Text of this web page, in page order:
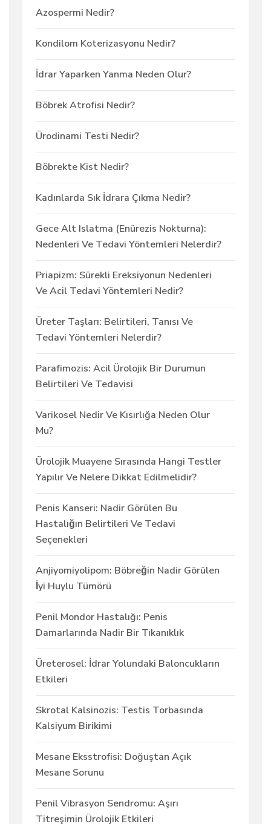
Azospermi Nedir?
Kondilom Koterizasyonu Nedir?
İdrar Yaparken Yanma Neden Olur?
Böbrek Atrofisi Nedir?
Ürodinami Testi Nedir?
Böbrekte Kist Nedir?
Kadınlarda Sık İdrara Çıkma Nedir?
Gece Alt Islatma (Enürezis Nokturna):
Nedenleri Ve Tedavi Yöntemleri Nelerdir?
Priapizm: Sürekli Ereksiyonun Nedenleri
Ve Acil Tedavi Yöntemleri Nedir?
Üreter Taşları: Belirtileri, Tanısı Ve
Tedavi Yöntemleri Nelerdir?
Parafimozis: Acil Ürolojik Bir Durumun
Belirtileri Ve Tedavisi
Varikosel Nedir Ve Kısırlığa Neden Olur
Mu?
Ürolojik Muayene Sırasında Hangi Testler
Yapılır Ve Nelere Dikkat Edilmelidir?
Penis Kanseri: Nadir Görülen Bu
Hastalığın Belirtileri Ve Tedavi
Seçenekleri
Anjiyomiyolipom: Böbreğin Nadir Görülen
İyi Huylu Tümörü
Penil Mondor Hastalığı: Penis
Damarlarında Nadir Bir Tıkanıklık
Üreterosel: İdrar Yolundaki Baloncukların
Etkileri
Skrotal Kalsinozis: Testis Torbasında
Kalsiyum Birikimi
Mesane Eksstrofisi: Doğuştan Açık
Mesane Sorunu
Penil Vibrasyon Sendromu: Aşırı
Titreşimin Ürolojik Etkileri